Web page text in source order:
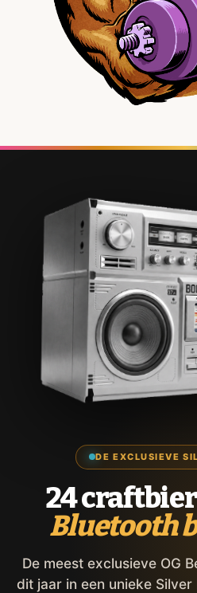
DE EXCLUSIEVE
24
Bluetooth
De meest exclusieve OG
dit jaar in een unieke